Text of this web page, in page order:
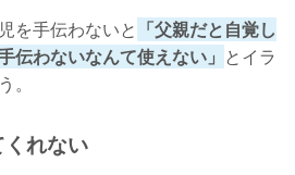
を手伝わないと 「父親だと自覚し
伝わないなんて使えない」 とイラ
。
れない